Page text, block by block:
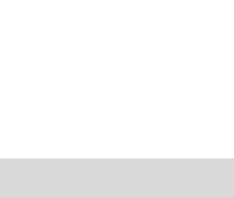
Pasirinkti savybes